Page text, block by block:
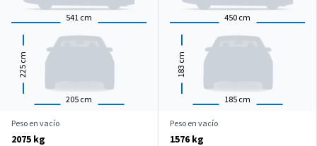
541 cm
205 cm
225
cm
450 cm
185 cm
183
cm
Peso en vacío
2075 kg
Peso en vacío
1576 kg